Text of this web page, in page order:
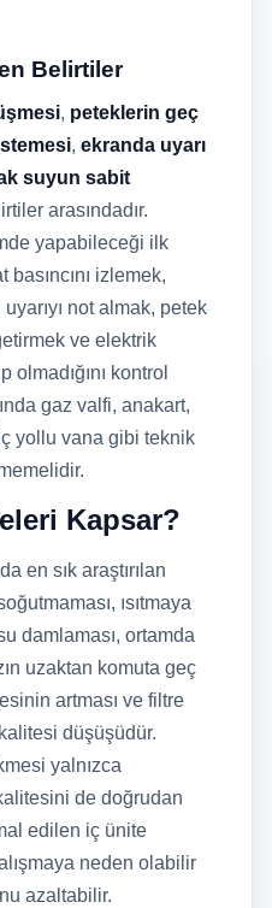
Belirtiler
, peteklerin geç
, ekranda uyarı
suyun sabit
arasındadır.
yapabileceği ilk
izlemek,
not almak, petek
ve elektrik
kontrol
gaz valfi, anakart,
yollu vana gibi teknik
Kapsar?
en sık araştırılan
ısıtmaya
damlaması, ortamda
uzaktan komuta geç
artması ve filtre
düşüşüdür.
yalnızca
de doğrudan
edilen iç ünite
neden olabilir
azaltabilir.